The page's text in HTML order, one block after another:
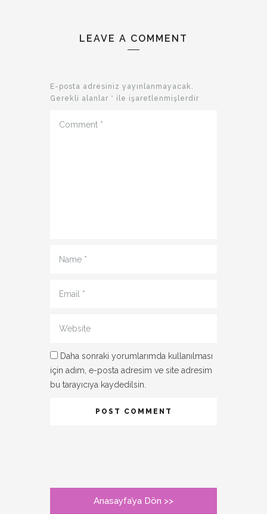
LEAVE A COMMENT
E-posta adresiniz yayınlanmayacak.
Gerekli alanlar * ile işaretlenmişlerdir
Comment *
Name *
Email *
Website
Daha sonraki yorumlarımda kullanılması
için adım, e-posta adresim ve site adresim
bu tarayıcıya kaydedilsin.
Anasayfa’ya Dön >>